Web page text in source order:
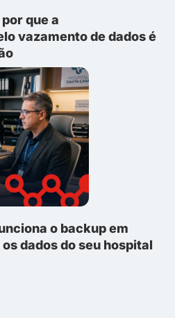
que a
vazamento de dados é
o backup em
dados do seu hospital